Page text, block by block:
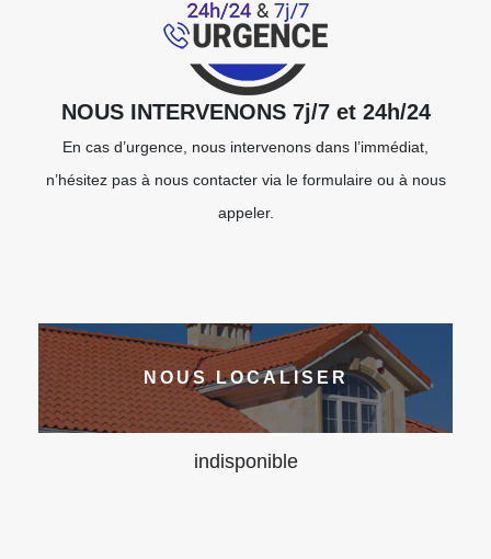
NOUS INTERVENONS 7j/7 et 24h/24
En cas d’urgence, nous intervenons dans l’immédiat,
n’hésitez pas à nous contacter via le formulaire ou à nous
appeler.
NOUS LOCALISER
indisponible